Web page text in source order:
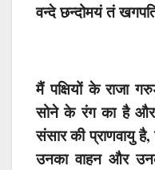
वन्दे छन्दोमयं तं
मैं पक्षियों के राजा
सोने के रंग का है और
संसार की प्राणवायु है,
उनका वाहन और